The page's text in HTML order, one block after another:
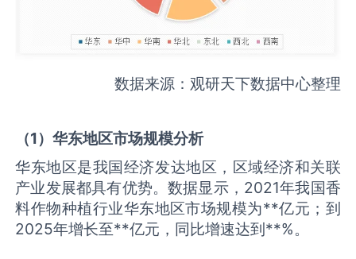
数据来源：观研天下数据中心整理
（1）华东地区市场规模分析
华东地区是我国经济发达地区，区域经济和关联
产业发展都具有优势。数据显示，2021年我国香
料作物种植行业华东地区市场规模为**亿元；到
2025年增长至**亿元，同比增速达到**%。